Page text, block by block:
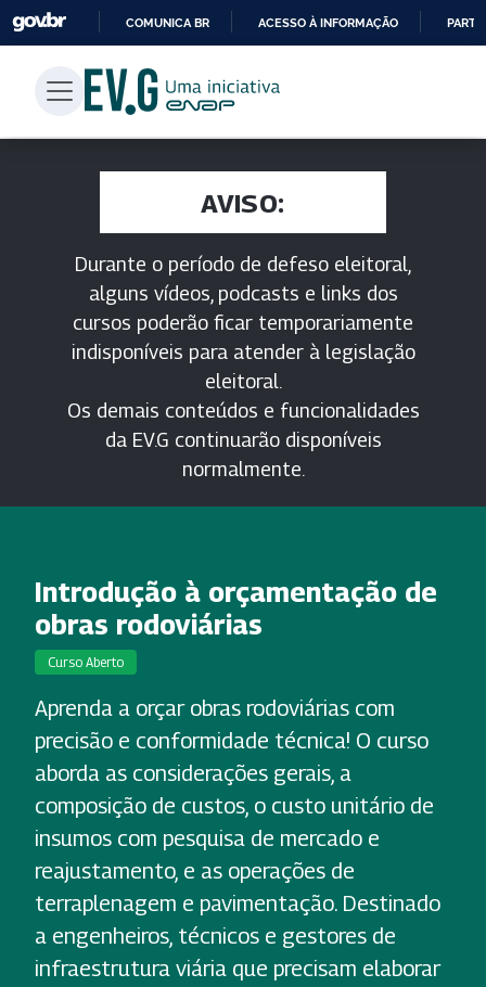
PARA
CONTEÚDO
COMUNICA BR ACESSO À INFORMAÇÃO
AVISO:
Durante o período de defeso eleitoral,
alguns vídeos, podcasts e links dos
cursos poderão ficar temporariamente
indisponíveis para atender à legislação
eleitoral.
Os demais conteúdos e funcionalidades
da EV.G continuarão disponíveis
normalmente.
Introdução à orçamentação de
obras rodoviárias
Curso Aberto
Aprenda a orçar obras rodoviárias com
precisão e conformidade técnica! O curso
aborda as considerações gerais, a
composição de custos, o custo unitário de
insumos com pesquisa de mercado e
reajustamento, e as operações de
terraplenagem e pavimentação. Destinado
a engenheiros, técnicos e gestores de
infraestrutura viária que precisam elaborar